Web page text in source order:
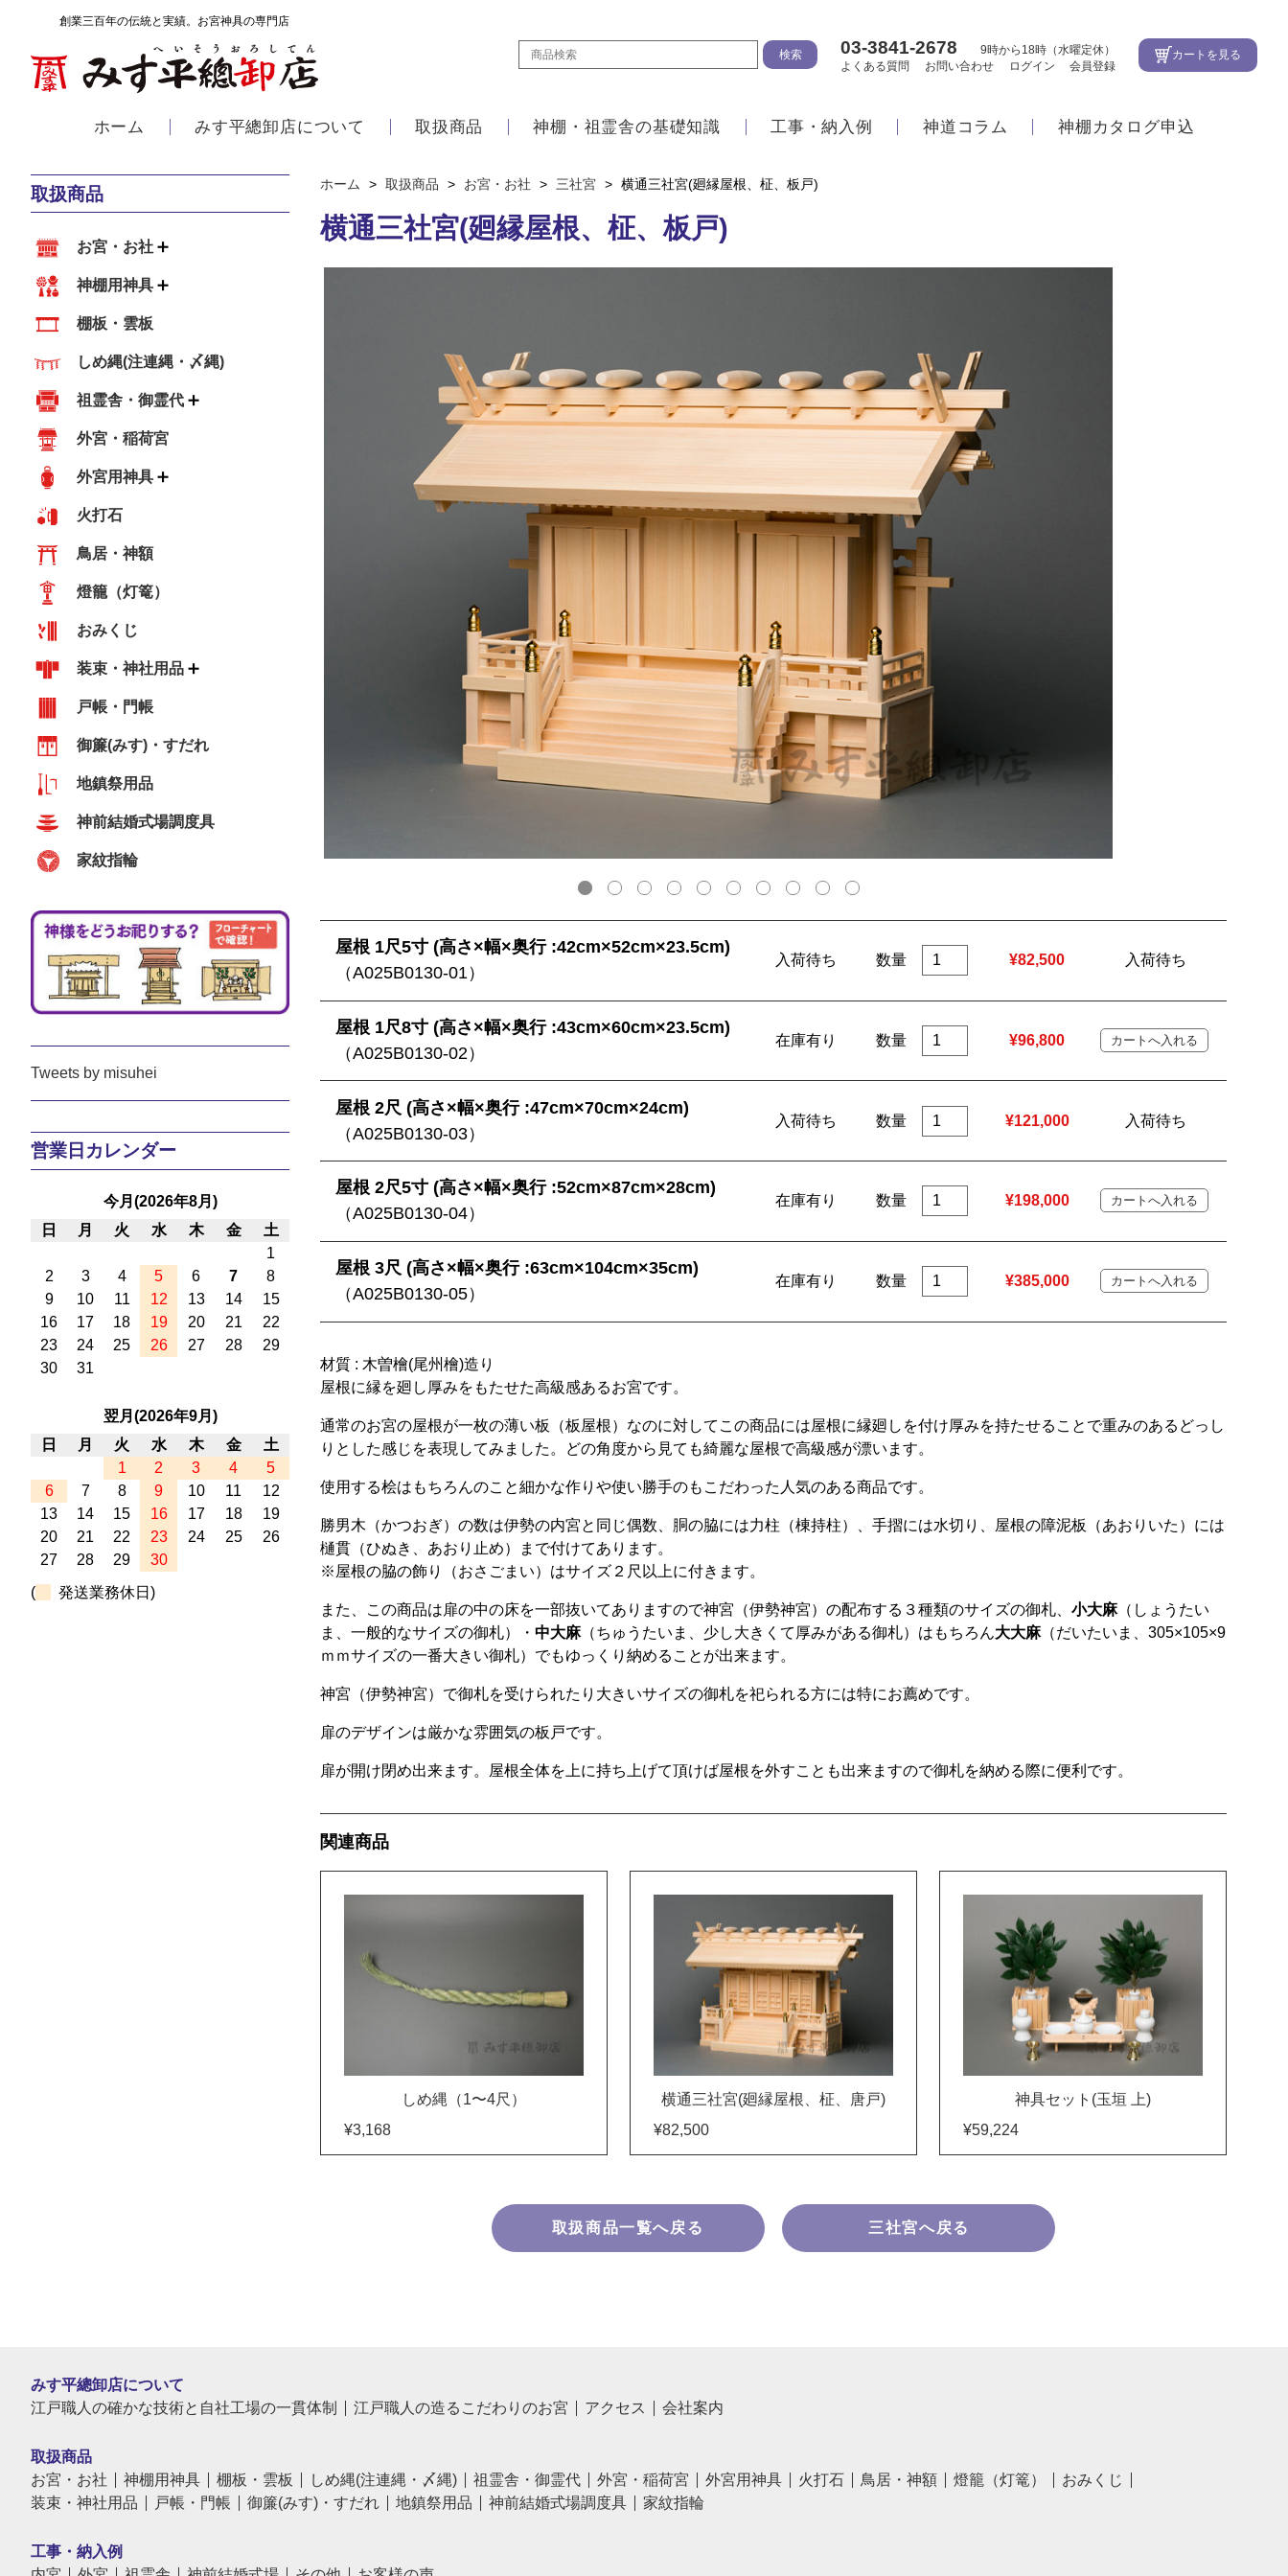
創業三百年の伝統と実績。お宮神具の専門店
03-3841-2678
9時から18時（水曜定休）
よくある質問
お問い合わせ ログイン 会員登録
カートを見る
ホーム みす平總卸店について 取扱商品 神棚・祖霊舎の基礎知識 工事・納入例 神道コラム 神棚カタログ申込
取扱商品
お宮・お社
神棚用神具
棚板・雲板
しめ縄(注連縄・〆縄)
祖霊舎・御霊代
外宮・稲荷宮
外宮用神具
火打石
鳥居・神額
燈籠（灯篭）
おみくじ
装束・神社用品
戸帳・門帳
御簾(みす)・すだれ
地鎮祭用品
神前結婚式場調度具
家紋指輪
Tweets by misuhei
営業日カレンダー
今月(2026年8月)
日
月 火 水 木 金
土
1
2
3 4 5 6 7
8
9
10 11 12 13 14
15
16
17 18 19 20 21
22
23
24 25 26 27 28
29
30
31
翌月(2026年9月)
日
月 火 水 木 金
土
1
2 3 4
5
6
7 8 9 10 11
12
13
14 15 16 17 18
19
20
21 22 23 24 25
26
27
28 29
30
(
発送業務休日)
ホーム > 取扱商品 > お宮・お社 > 三社宮 > 横通三社宮(廻縁屋根、柾、板戸)
横通三社宮(廻縁屋根、柾、板戸)
屋根 1尺5寸 (高さ×幅×奥行 :42cm×52cm×23.5cm)
（A025B0130-01）
入荷待ち 数量 ¥82,500 入荷待ち
屋根 1尺8寸 (高さ×幅×奥行 :43cm×60cm×23.5cm)
（A025B0130-02）
在庫有り 数量 ¥96,800
屋根 2尺 (高さ×幅×奥行 :47cm×70cm×24cm)
（A025B0130-03）
入荷待ち 数量 ¥121,000 入荷待ち
屋根 2尺5寸 (高さ×幅×奥行 :52cm×87cm×28cm)
（A025B0130-04）
在庫有り 数量 ¥198,000
屋根 3尺 (高さ×幅×奥行 :63cm×104cm×35cm)
（A025B0130-05）
在庫有り 数量 ¥385,000
材質 : 木曽檜(尾州檜)造り
屋根に縁を廻し厚みをもたせた高級感あるお宮です。
通常のお宮の屋根が一枚の薄い板（板屋根）なのに対してこの商品には屋根に縁廻しを付け厚みを持たせることで重みのあるどっし
りとした感じを表現してみました。どの角度から見ても綺麗な屋根で高級感が漂います。
使用する桧はもちろんのこと細かな作りや使い勝手のもこだわった人気のある商品です。
勝男木（かつおぎ）の数は伊勢の内宮と同じ偶数、胴の脇には力柱（棟持柱）、手摺には水切り、屋根の障泥板（あおりいた）には
樋貫（ひぬき、あおり止め）まで付けてあります。
※屋根の脇の飾り（おさごまい）はサイズ２尺以上に付きます。
また、この商品は扉の中の床を一部抜いてありますので神宮（伊勢神宮）の配布する３種類のサイズの御札、 小大麻（しょうたい
ま、一般的なサイズの御札）・ 中大麻（ちゅうたいま、少し大きくて厚みがある御札）はもちろん大大麻（だいたいま、305×105×9
ｍｍサイズの一番大きい御札）でもゆっくり納めることが出来ます。
神宮（伊勢神宮）で御札を受けられたり大きいサイズの御札を祀られる方には特にお薦めです。
扉のデザインは厳かな雰囲気の板戸です。
扉が開け閉め出来ます。屋根全体を上に持ち上げて頂けば屋根を外すことも出来ますので御札を納める際に便利です。
関連商品
しめ縄（1〜4尺）
¥3,168
横通三社宮(廻縁屋根、柾、唐戸)
¥82,500
神具セット(玉垣 上)
¥59,224
取扱商品一覧へ戻る 三社宮へ戻る
みす平總卸店について
江戸職人の確かな技術と自社工場の一貫体制
江戸職人の造るこだわりのお宮 アクセス 会社案内
取扱商品
お宮・お社
神棚用神具 棚板・雲板 しめ縄(注連縄・〆縄) 祖霊舎・御霊代 外宮・稲荷宮 外宮用神具 火打石 鳥居・神額 燈籠（灯篭）
おみくじ
装束・神社用品
戸帳・門帳 御簾(みす)・すだれ 地鎮祭用品 神前結婚式場調度具 家紋指輪
工事・納入例